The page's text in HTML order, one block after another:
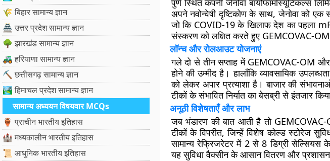
🌾 बिहार सामान्य ज्ञान
🏯 उत्तर प्रदेश सामान्य ज्ञान
🌳 झारखंड सामान्य ज्ञान
🚜 हरियाणा सामान्य ज्ञान
⛏️ छत्तीसगढ़ सामान्य ज्ञान
🏞️ हिमाचल प्रदेश सामान्य ज्ञान
सामान्य अध्ययन विषयवार MCQs
🏺 प्राचीन भारतीय इतिहास
🏰 मध्यकालीन भारतीय इतिहास
📜 आधुनिक भारतीय इतिहास
पुणे स्थित कंपनी जेनोवा बायोफार्मास्यूटिकल्स
अपने नवोन्वेषी दृष्टिकोण के साथ, जेनोवा को
जो कि COVID-19 के खिलाफ देश का पहला
संस्करण को लक्षित करते हुए GEMCOVAC-OM
लॉन्च और रोलआउट योजनाएं
गले दो से तीन सप्ताह में GEMCOVAC-OM
होने की उम्मीद है। हालाँकि व्यावसायिक
को लेकर अपार प्रत्याशा है। बाजार की
टीकों के संभावित निर्यात का बेसब्री से इंतजार
अनूठी विशेषताएँ और लाभ
जब भंडारण की बात आती है तो GEMCOVAC-
टीकों के विपरीत, जिन्हें विशेष कोल्ड स्टोरेज
सामान्य रेफ्रिजरेटर में 2 से 8 डिग्री सेल्सियस
यह सुविधा वैक्सीन के आसान वितरण और प्रशासन